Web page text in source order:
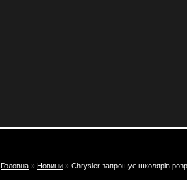
Головна » Новини » Chrysler запрошує школярів